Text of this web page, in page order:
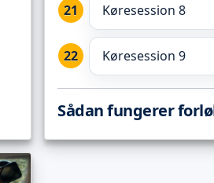
Køresession 8
Køresession 9
Sådan fungerer